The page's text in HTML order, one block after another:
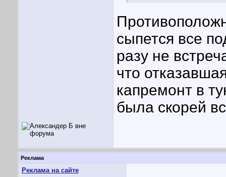
сыпется все
разу не
что
капремонт в
была скорей
Реклама
Реклама на сайте